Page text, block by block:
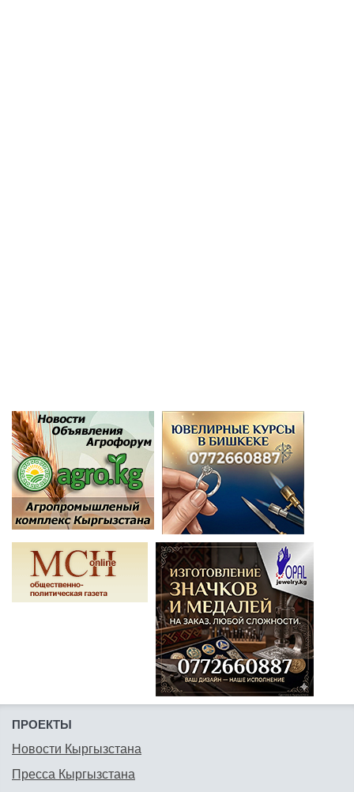
ПРОЕКТЫ
Новости Кыргызстана
Пресса Кыргызстана